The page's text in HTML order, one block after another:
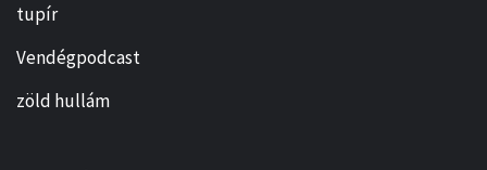
tupír
Vendégpodcast
zöld hullám